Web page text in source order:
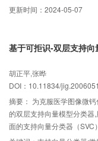
的产生。而且使得图像上重
该分类算法不仅能够避免
后验概率估计分类算法，因
更新时间： 2024-05-07
基于可拒识-双层支持
胡正平,张晔
DOI：10.11834/
摘要： 为克服医学图像微
的双层支持向量模型分类器
面的支持向量分类器（
点样本特征空间最小的包含